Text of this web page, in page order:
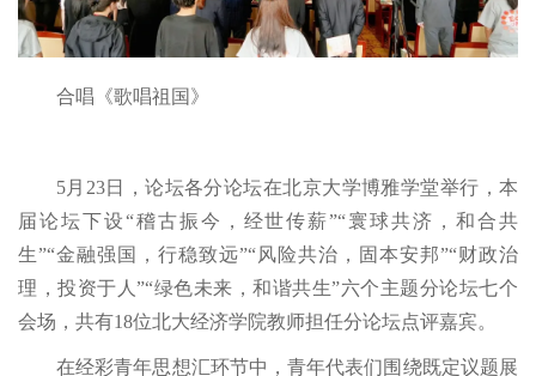
合唱《歌唱祖国》
5月23日，论坛各分论坛在北京大学博雅学堂举行，本
届论坛下设“稽古振今，经世传薪”“寰球共济，和合共
生”“金融强国，行稳致远”“风险共治，固本安邦”“财政治
理，投资于人”“绿色未来，和谐共生”六个主题分论坛七个
会场，共有18位北大经济学院教师担任分论坛点评嘉宾。
在经彩青年思想汇环节中，青年代表们围绕既定议题展